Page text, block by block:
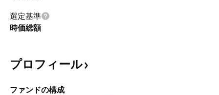
選定基準
時価総額
プロフィール
ファンドの構成